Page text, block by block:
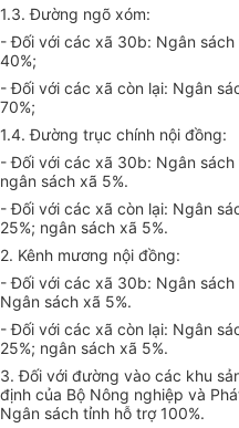
1.3. Đường ngõ xóm:
- Đối với các xã 30b: Ngân
40%;
- Đối với các xã còn lại: Ngân
70%;
1.4. Đường trục chính nội đồng:
- Đối với các xã 30b: Ngân sách
ngân sách xã 5%.
- Đối với các xã còn lại: Ngân
25%; ngân sách xã 5%.
2. Kênh mương nội đồng:
- Đối với các xã 30b: Ngân sách
Ngân sách xã 5%.
- Đối với các xã còn lại: Ngân
25%; ngân sách xã 5%.
3. Đối với đường vào các khu
định của Bộ Nông nghiệp và
Ngân sách tỉnh hỗ trợ 100%.